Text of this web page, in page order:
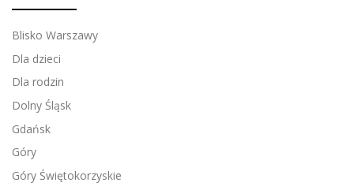
Blisko Warszawy
Dla dzieci
Dla rodzin
Dolny Śląsk
Gdańsk
Góry
Góry Świętokorzyskie